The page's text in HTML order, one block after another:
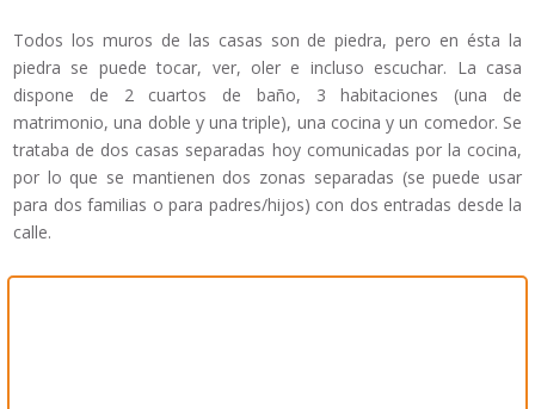
Todos los muros de las casas son de piedra, pero en ésta la
piedra se puede tocar, ver, oler e incluso escuchar. La casa
dispone de 2 cuartos de baño, 3 habitaciones (una de
matrimonio, una doble y una triple), una cocina y un comedor. Se
trataba de dos casas separadas hoy comunicadas por la cocina,
por lo que se mantienen dos zonas separadas (se puede usar
para dos familias o para padres/hijos) con dos entradas desde la
calle.